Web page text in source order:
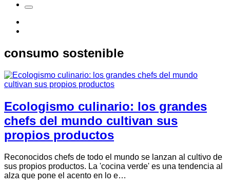
consumo sostenible
Ecologismo culinario: los grandes
chefs del mundo cultivan sus
propios productos
Reconocidos chefs de todo el mundo se lanzan al cultivo de
sus propios productos. La 'cocina verde' es una tendencia al
alza que pone el acento en lo e…